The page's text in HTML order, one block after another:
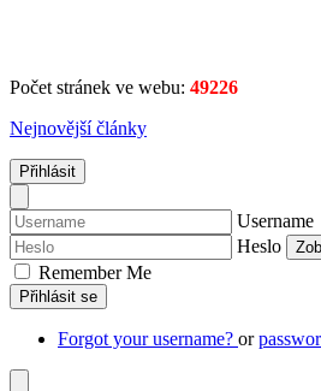
Počet stránek ve webu: 49226
Nejnovější články
Přihlásit
Username
Heslo
Remember Me
Přihlásit se
Forgot your username? or